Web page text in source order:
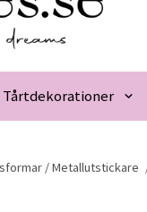
Tårtdekorationer
/ Metallutstickare